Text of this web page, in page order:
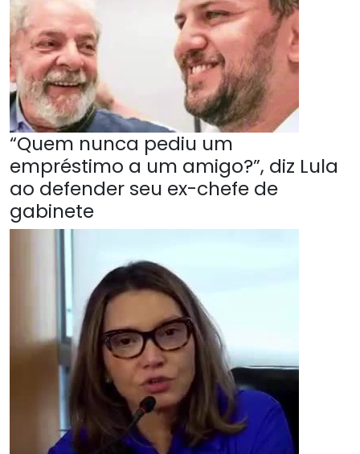
“Quem nunca pediu um
empréstimo a um amigo?”, diz Lula
ao defender seu ex-chefe de
gabinete